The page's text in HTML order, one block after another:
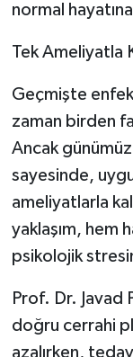
normal
Tek Ameliyatla
Geçmişte
zaman birden
Ancak
sayesinde,
ameliyatlarla
yaklaşım, hem
psikolojik
Prof. Dr. Javad
doğru cerrahi
azalırken,